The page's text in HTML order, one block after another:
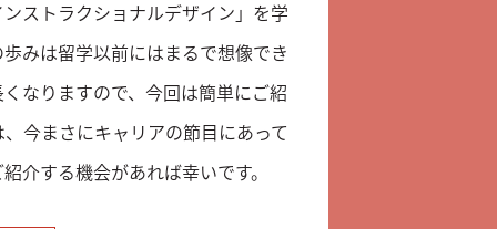
ストラクショナルデザイン」を学
みは留学以前にはまるで想像でき
なりますので、今回は簡単にご紹
今まさにキャリアの節目にあって
介する機会があれば幸いです。